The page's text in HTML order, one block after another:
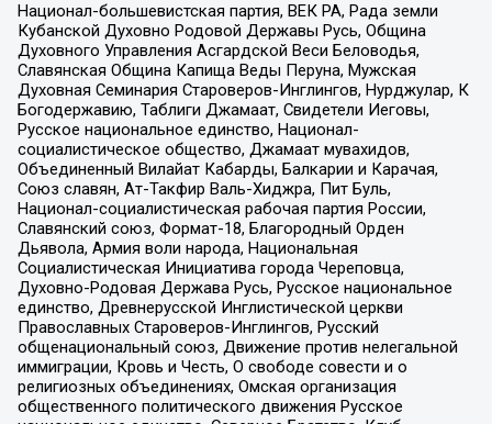
Национал-большевистская партия, ВЕК РА, Рада земли
Кубанской Духовно Родовой Державы Русь, Община
Духовного Управления Асгардской Веси Беловодья,
Славянская Община Капища Веды Перуна, Мужская
Духовная Семинария Староверов-Инглингов, Нурджулар, К
Богодержавию, Таблиги Джамаат, Свидетели Иеговы,
Русское национальное единство, Национал-
социалистическое общество, Джамаат мувахидов,
Объединенный Вилайат Кабарды, Балкарии и Карачая,
Союз славян, Ат-Такфир Валь-Хиджра, Пит Буль,
Национал-социалистическая рабочая партия России,
Славянский союз, Формат-18, Благородный Орден
Дьявола, Армия воли народа, Национальная
Социалистическая Инициатива города Череповца,
Духовно-Родовая Держава Русь, Русское национальное
единство, Древнерусской Инглистической церкви
Православных Староверов-Инглингов, Русский
общенациональный союз, Движение против нелегальной
иммиграции, Кровь и Честь, О свободе совести и о
религиозных объединениях, Омская организация
общественного политического движения Русское